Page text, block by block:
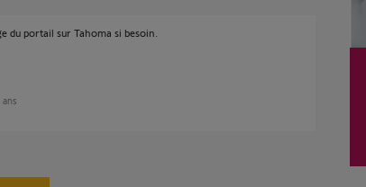
du portail sur Tahoma si besoin.
ans